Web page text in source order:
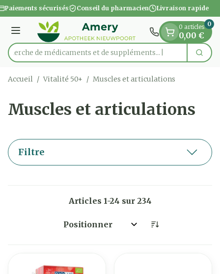
Aller au contenu
1 de 1
Paiements sécurisés Conseil du pharmacien Livraison rapide
Menu
Rechercher
Recherche de médicaments et d
0 articles
0,00 €
0
Accueil / Vitalité 50+ / Muscles et articulations
Muscles et articulations
Filtre
Articles 1-24 sur 234
Trier par: